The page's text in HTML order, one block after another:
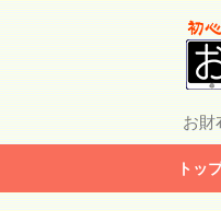
お財
トッ